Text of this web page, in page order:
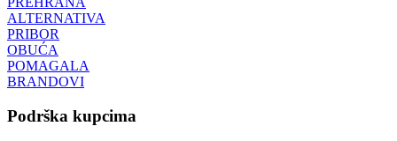
ALTERNATIVA
PRIBOR
OBUĆA
POMAGALA
BRANDOVI
Podrška kupcima